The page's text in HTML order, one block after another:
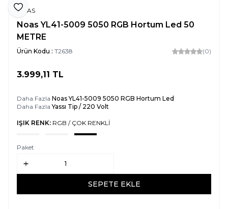
Favoriye Ekle
NOAS
Noas YL41-5009 5050 RGB Hortum Led 50
METRE
Ürün Kodu : T2638 (0)
3.999,11 TL
Daha Fazla Noas YL41-5009 5050 RGB Hortum Led
Daha FazlaYassı Tip / 220 Volt
IŞIK RENK: RGB / ÇOK RENKLİ
Paket
SEPETE EKLE